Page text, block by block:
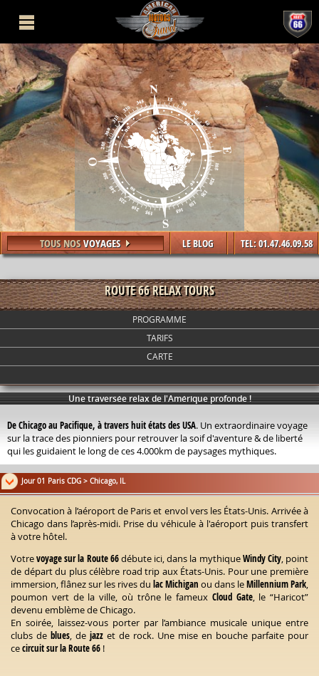
TOUS NOSVOYAGES LE BLOG TEL: 01.47.46.09.58
ROUTE 66 RELAX TOURS
PROGRAMME
TARIFS
CARTE
Une traversée relax de l'Amérique profonde !
De Chicago au Pacifique, à travers huit états des USA. Un extraordinaire voyage
sur la trace des pionniers pour retrouver la soif d'aventure & de liberté
qui les guidaient le long de ces 4.000km de paysages mythiques.
Jour 01 Paris CDG > Chicago, IL
Convocation à l’aéroport de Paris et envol vers les États-Unis. Arrivée à
Chicago dans l’après-midi. Prise du véhicule à l'aéroport puis transfert
à votre hôtel.
Votrevoyage sur la Route 66débute ici, dans la mythiqueWindy City, point
de départ du plus célèbre road trip aux États-Unis. Pour une première
immersion, flânez sur les rives du lac Michigan ou dans leMillennium Park,
poumon vert de la ville, où trône le fameux Cloud Gate, le “Haricot”
devenu emblème de Chicago.
En soirée, laissez-vous porter par l’ambiance musicale unique entre
clubs de blues, de jazz et de rock. Une mise en bouche parfaite pour
cecircuit sur la Route 66 !